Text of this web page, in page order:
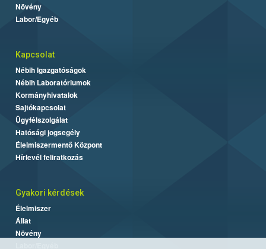
Növény
Labor/Egyéb
Kapcsolat
Nébih Igazgatóságok
Nébih Laboratóriumok
Kormányhivatalok
Sajtókapcsolat
Ügyfélszolgálat
Hatósági jogsegély
Élelmiszermentő Központ
Hírlevél feliratkozás
Gyakori kérdések
Élelmiszer
Állat
Növény